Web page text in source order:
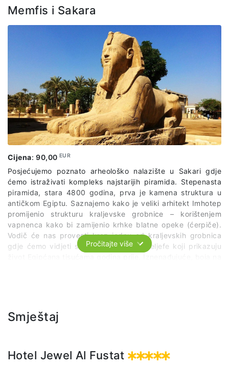
selu, trbušni ples i ples tanoura, ručak, voditelj putovanja
Memfis i Sakara
Cijena:90,00 EUR
Posjećujemo poznato arheološko nalazište u Sakari gdje
ćemo istraživati kompleks najstarijih piramida. Stepenasta
piramida, stara 4800 godina, prva je kamena struktura u
antičkom Egiptu. Saznajemo kako je veliki arhitekt Imhotep
promijenio strukturu kraljevske grobnice – korištenjem
vapnenca kako bi zamijenio krhke blatne opeke (ćerpiče).
Vodič će nas provesti kroz jednu od kraljevskih grobnica
gdje ćemo vidjeti slike na zidovima i reljefe koji prikazuju
glavnom gradu Egipta nakon ujedinjena sjevernog i južnog
kraljevstva. Vidjet ćemo ostatke grada u muzeju na
Minimalan broj za održavanje izleta je 6 putnika.
Pročitajte više
Smještaj
Hotel Jewel Al Fustat